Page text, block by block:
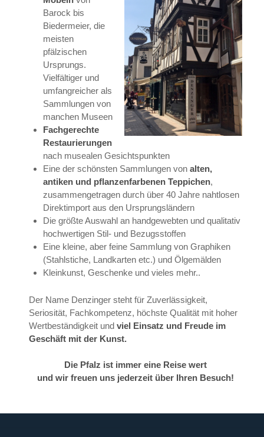
Barock bis
Biedermeier, die
meisten
pfälzischen
Ursprungs.
Vielfältiger und
umfangreicher als
Sammlungen von
manchen Museen
Fachgerechte
Restaurierungen
nach musealen Gesichtspunkten
Eine der schönsten Sammlungen von alten,
antiken und pflanzenfarbenen Teppichen,
zusammengetragen durch über 40 Jahre nahtlosen
Direktimport aus den Ursprungsländern
Die größte Auswahl an handgewebten und qualitativ
hochwertigen Stil- und Bezugsstoffen
Eine kleine, aber feine Sammlung von Graphiken
(Stahlstiche, Landkarten etc.) und Ölgemälden
Kleinkunst, Geschenke und vieles mehr..
Der Name Denzinger steht für Zuverlässigkeit,
Seriosität, Fachkompetenz, höchste Qualität mit hoher
Wertbeständigkeit und viel Einsatz und Freude im
Geschäft mit der Kunst.
Die Pfalz ist immer eine Reise wert
und wir freuen uns jederzeit über Ihren Besuch!